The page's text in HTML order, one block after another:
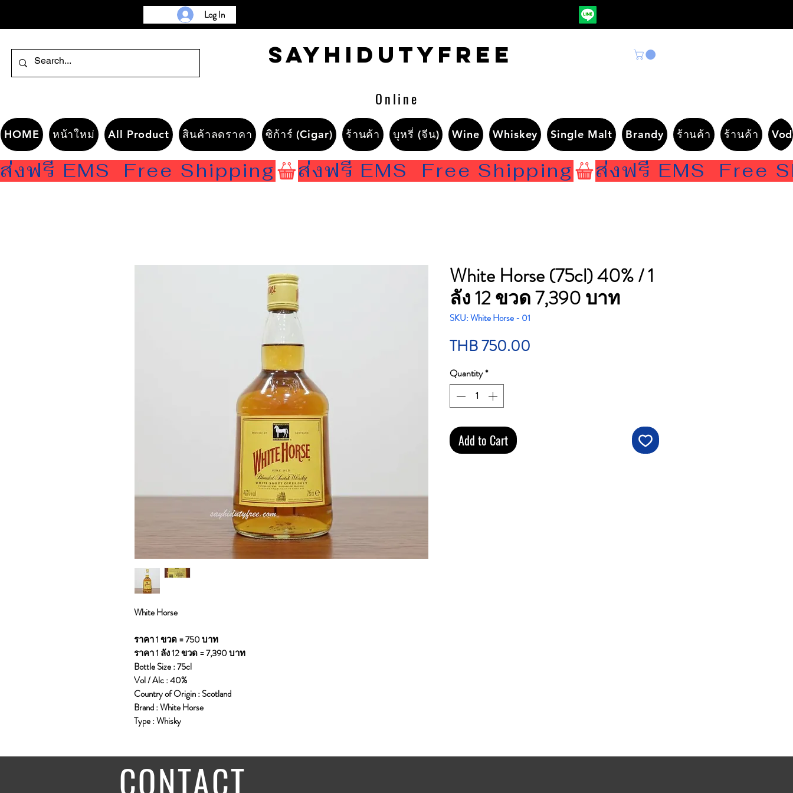
Log In
Sayhidutyfree
Online
HOME หน้าใหม่ All Product สินค้าลดราคา ซิก้าร์ (Cigar) ร้านค้า บุหรี่ (จีน) Wine Whiskey Single Malt Brandy ร้านค้า ร้านค้า
ส่งฟรี EMS  Free Shipping
White Horse
ราคา 1 ขวด = 750 บาท
ราคา 1 ลัง 12 ขวด = 7,390 บาท
Bottle Size : 75cl
Vol / Alc : 40%
Country of Origin : Scotland
Brand : White Horse
Type : Whisky
White Horse (75cl) 40% / 1
ลัง 12 ขวด 7,390 บาท
SKU: White Horse - 01
THB 750.00
Quantity*
Add to Cart
CONTACT